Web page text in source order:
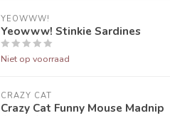
YEOWWW!
Yeowww! Stinkie Sardines
Niet op voorraad
CRAZY CAT
Crazy Cat Funny Mouse Madnip